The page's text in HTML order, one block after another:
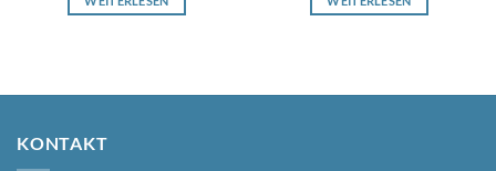
KONTAKT